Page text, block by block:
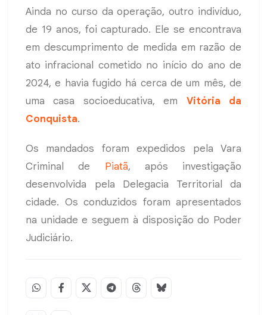
Ainda no curso da operação, outro indivíduo,
de 19 anos, foi capturado. Ele se encontrava
em descumprimento de medida em razão de
ato infracional cometido no início do ano de
2024, e havia fugido há cerca de um mês, de
uma casa socioeducativa, em Vitória da
Conquista.
Os mandados foram expedidos pela Vara
Criminal de Piatã, após investigação
desenvolvida pela Delegacia Territorial da
cidade. Os conduzidos foram apresentados
na unidade e seguem à disposição do Poder
Judiciário.